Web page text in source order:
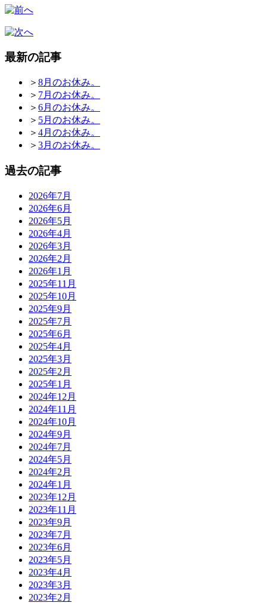
最新の記事
＞ 8月のお休み。
＞ 7月のお休み。
＞ 6月のお休み。
＞ 5月のお休み。
＞ 4月のお休み。
＞ 3月のお休み。
過去の記事
2026年7月
2026年6月
2026年5月
2026年4月
2026年3月
2026年2月
2026年1月
2025年11月
2025年10月
2025年9月
2025年7月
2025年6月
2025年4月
2025年3月
2025年2月
2025年1月
2024年12月
2024年11月
2024年10月
2024年9月
2024年7月
2024年5月
2024年2月
2024年1月
2023年12月
2023年11月
2023年9月
2023年7月
2023年6月
2023年5月
2023年4月
2023年3月
2023年2月